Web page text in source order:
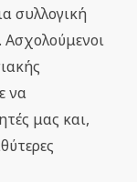
συλλογική
Ασχολούμενοι
να
μας και,